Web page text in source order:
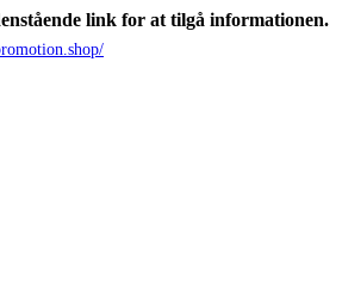
link for at tilgå informationen.